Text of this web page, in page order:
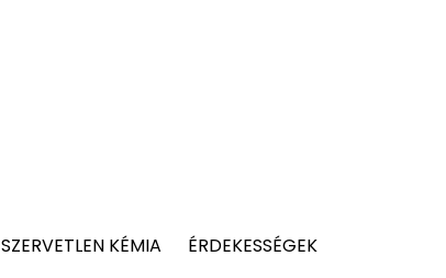
SZERVETLEN KÉMIA ÉRDEKESSÉGEK